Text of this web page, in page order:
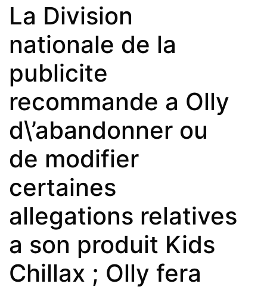
La Division
nationale de la
publicite
recommande a Olly
d\’abandonner ou
de modifier
certaines
allegations relatives
a son produit Kids
Chillax ; Olly fera